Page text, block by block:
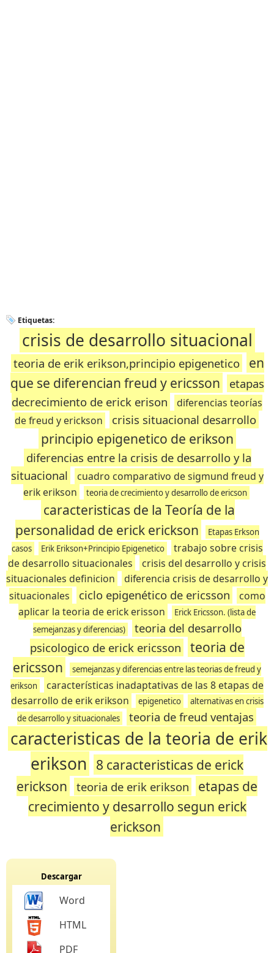
Etiquetas:
crisis de desarrollo situacional
teoria de erik erikson,principio epigenetico
en
que se diferencian freud y ericsson
etapas
decrecimiento de erick erison
diferencias teorías
de freud y erickson
crisis situacional desarrollo
principio epigenetico de erikson
diferencias entre la crisis de desarrollo y la
situacional
cuadro comparativo de sigmund freud y
erik erikson
teoria de crecimiento y desarrollo de ericson
caracteristicas de la Teoría de la
personalidad de erick erickson
Etapas Erkson
casos
Erik Erikson+Principio Epigenetico
trabajo sobre crisis
de desarrollo situacionales
crisis del desarrollo y crisis
situacionales definicion
diferencia crisis de desarrollo y
situacionales
ciclo epigenético de ericsson
como
aplicar la teoria de erick erisson
Erick Ericsson. (lista de
semejanzas y diferencias)
teoria del desarrollo
psicologico de erick ericsson
teoria de
ericsson
semejanzas y diferencias entre las teorias de freud y
erikson
características inadaptativas de las 8 etapas de
desarrollo de erik erikson
epigenetico
alternativas en crisis
de desarrollo y situacionales
teoria de freud ventajas
caracteristicas de la teoria de erik
erikson 8 caracteristicas de erick
erickson
teoria de erik erikson
etapas de
crecimiento y desarrollo segun erick
erickson
Descargar
Word
HTML
PDF